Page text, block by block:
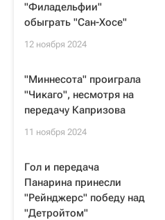
"Филадельфии"
обыграть "Сан-Хосе"
12 ноября 2024
"Миннесота" проиграла
"Чикаго", несмотря на
передачу Капризова
11 ноября 2024
Гол и передача
Панарина принесли
"Рейнджерс" победу над
"Детройтом"